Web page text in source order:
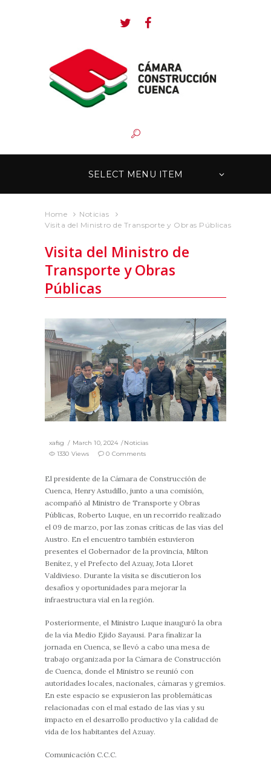
SELECT MENU ITEM
Home
Noticias
Visita del Ministro de Transporte y Obras Públicas
Visita del Ministro de
Transporte y Obras
Públicas
xafsg March 10, 2024
Noticias
1330 Views
0 Comments
El presidente de la Cámara de Construcción de
Cuenca, Henry Astudillo, junto a una comisión,
acompañó al Ministro de Transporte y Obras
Públicas, Roberto Luque, en un recorrido realizado
el 09 de marzo, por las zonas críticas de las vías del
Austro. En el encuentro también estuvieron
presentes el Gobernador de la provincia, Milton
Benítez, y el Prefecto del Azuay, Jota Lloret
Valdivieso. Durante la visita se discutieron los
desafíos y oportunidades para mejorar la
infraestructura vial en la región.
Posteriormente, el Ministro Luque inauguró la obra
de la vía Medio Ejido Sayausi. Para finalizar la
jornada en Cuenca, se llevó a cabo una mesa de
trabajo organizada por la Cámara de Construcción
de Cuenca, donde el Ministro se reunió con
autoridades locales, nacionales, cámaras y gremios.
En este espacio se expusieron las problemáticas
relacionadas con el mal estado de las vías y su
impacto en el desarrollo productivo y la calidad de
vida de los habitantes del Azuay.
Comunicación C.C.C.